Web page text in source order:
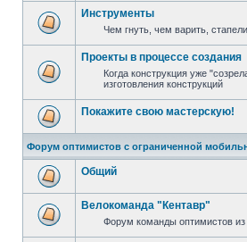
Инструменты
Чем гнуть, чем варить,
Проекты в процессе создания
Когда конструкция уже
изготовления конструкций
Покажите свою мастерскую!
Форум оптимистов с ограниченной
Общий
Велокоманда "Кентавр"
Форум команды оптимистов из